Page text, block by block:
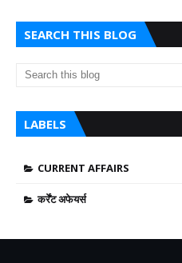
SEARCH THIS BLOG
LABELS
CURRENT AFFAIRS
कर्रेंट अफेयर्स